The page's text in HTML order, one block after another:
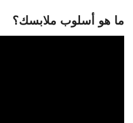
ما هو أسلوب ملابسك؟